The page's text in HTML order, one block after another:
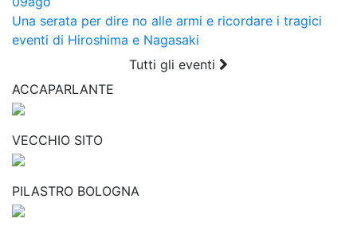
Una serata per dire no alle armi e ricordare i tragici
eventi di Hiroshima e Nagasaki
Tutti gli eventi
ACCAPARLANTE
VECCHIO SITO
PILASTRO BOLOGNA